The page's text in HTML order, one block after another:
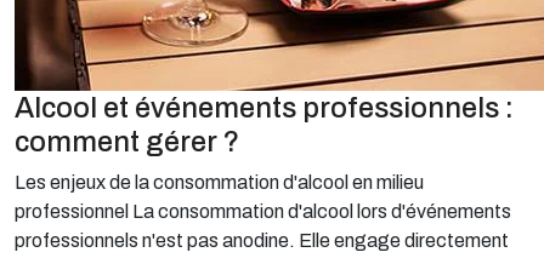
Alcool et événements professionnels :
comment gérer ?
Les enjeux de la consommation d'alcool en milieu
professionnel La consommation d'alcool lors d'événements
professionnels n'est pas anodine. Elle engage directement